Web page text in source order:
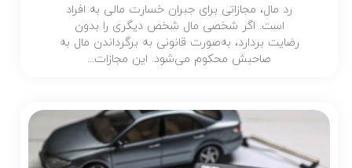
رد مال، مجازاتی برای جبران خسارت مالی به افراد
است. اگر شخصی مال شخص دیگری را بدون
رضایت بردارد، به‌صورت قانونی به برگرداندن مال به
صاحبش محکوم می‌شود. این مجازات...